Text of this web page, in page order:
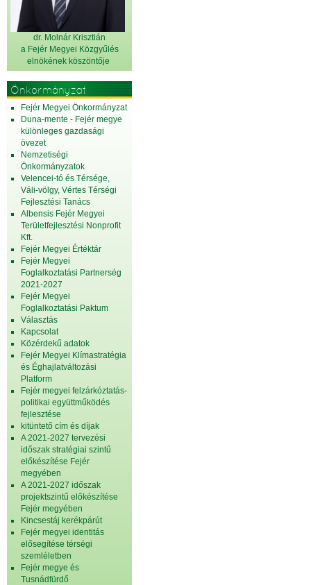
dr. Molnár Krisztián
a Fejér Megyei Közgyűlés
elnökének köszöntője
Önkormányzat
Fejér Megyei Önkormányzat
Duna-mente - Fejér megye
különleges gazdasági
övezet
Nemzetiségi
Önkormányzatok
Velencei-tó és Térsége,
Váli-völgy, Vértes Térségi
Fejlesztési Tanács
Albensis Fejér Megyei
Területfejlesztési Nonprofit
Kft.
Fejér Megyei Értéktár
Fejér Megyei
Foglalkoztatási Partnerség
2021-2027
Fejér Megyei
Foglalkoztatási Paktum
Választás
Kapcsolat
Közérdekű adatok
Fejér Megyei Klímastratégia
és Éghajlatváltozási
Platform
Fejér megyei felzárkóztatás-
politikai együttműködés
fejlesztése
kitüntető cím és díjak
A 2021-2027 tervezési
időszak stratégiai szintű
előkészítése Fejér
megyében
A 2021-2027 időszak
projektszintű előkészítése
Fejér megyében
Kincsestáj kerékpárút
Fejér megyei identitás
elősegítése térségi
szemléletben
Fejér megye és
Tusnádfürdő